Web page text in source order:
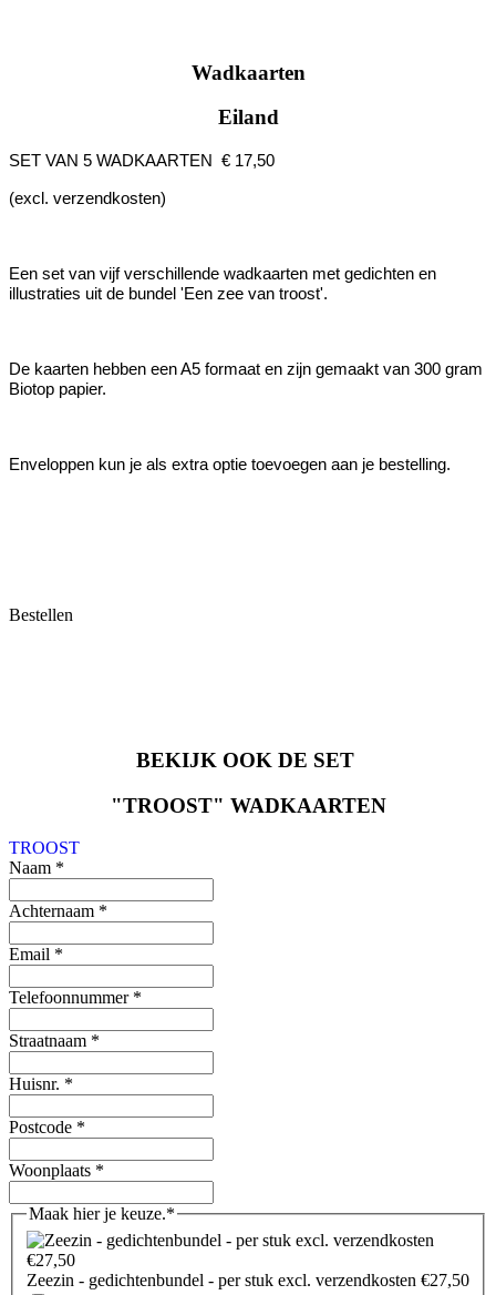
Wadkaarten
Eiland
SET VAN 5 WADKAARTEN € 17,50
(excl. verzendkosten)
Een set van vijf verschillende wadkaarten met gedichten en
illustraties uit de bundel 'Een zee van troost'.
De kaarten hebben een A5 formaat en zijn gemaakt van 300 gram
Biotop papier.
Enveloppen kun je als extra optie toevoegen aan je bestelling.
Bestellen
BEKIJK OOK DE SET
"TROOST" WADKAARTEN
TROOST
Naam *
Achternaam *
Email *
Telefoonnummer *
Straatnaam *
Huisnr. *
Postcode *
Woonplaats *
Maak hier je keuze.*
Zeezin - gedichtenbundel - per stuk excl. verzendkosten €27,50